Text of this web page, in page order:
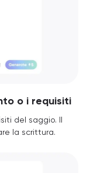
o i requisiti
del saggio. Il
la scrittura.